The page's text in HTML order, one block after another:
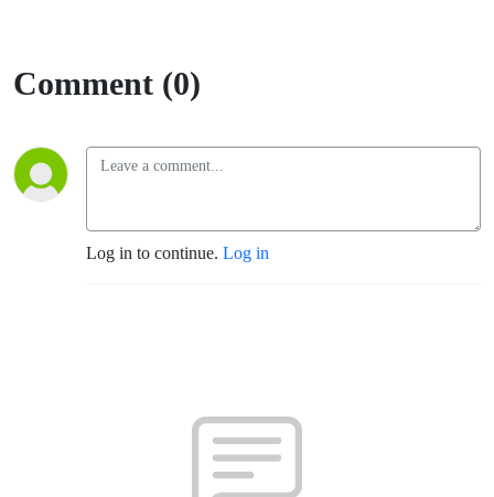
Comment (0)
Log in to continue. Log in